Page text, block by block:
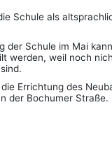
Schule als
der Schule im Mai
werden, weil noch
Errichtung des
der Bochumer Straße.